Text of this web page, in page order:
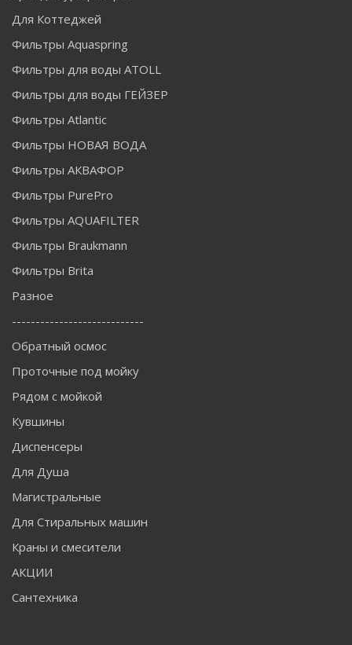
Для Коттеджей
Фильтры Aquaspring
Фильтры для воды ATOLL
Фильтры для воды ГЕЙЗЕР
Фильтры Atlantic
Фильтры НОВАЯ ВОДА
Фильтры АКВАФОР
Фильтры PurePro
Фильтры AQUAFILTER
Фильтры Braukmann
Фильтры Brita
Разное
----------------------------
Обратный осмос
Проточные под мойку
Рядом с мойкой
Кувшины
Диспенсеры
Для Душа
Магистральные
Для Стиральных машин
Краны и смесители
АКЦИИ
Сантехника